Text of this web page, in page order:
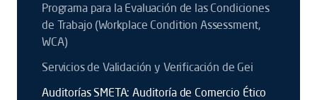
Programa para la Evaluación de las Condiciones
de Trabajo (Workplace Condition Assessment,
WCA)
Servicios de Validación y Verificación de Gei
Auditorías SMETA: Auditoría de Comercio Ético